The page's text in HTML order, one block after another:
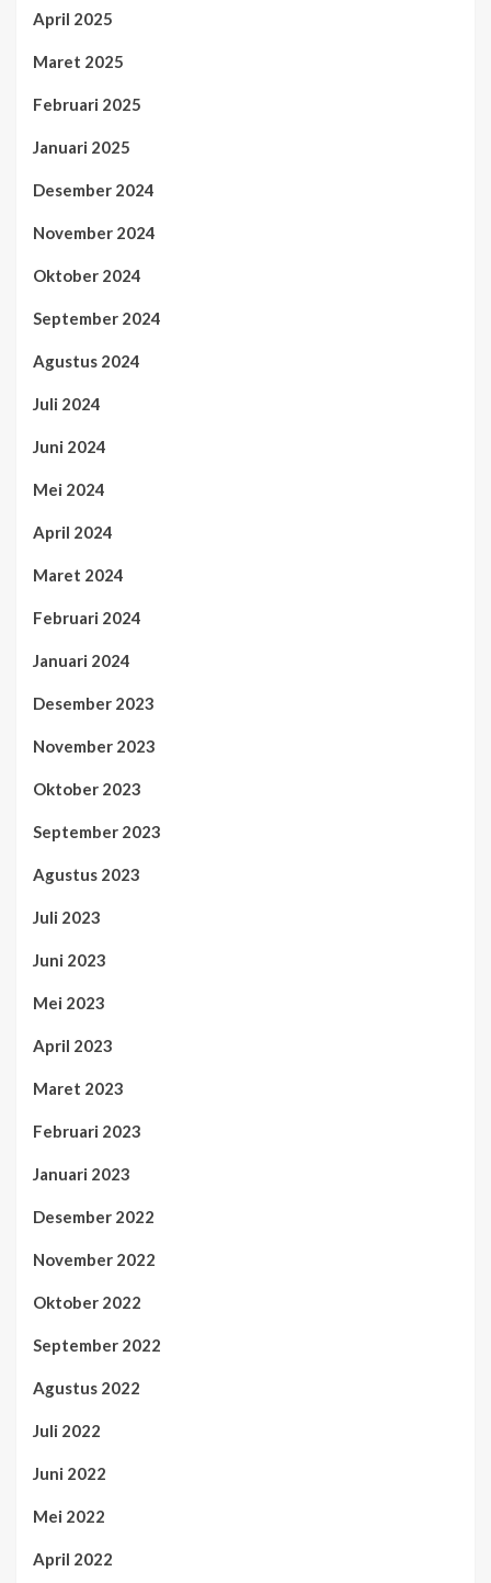
April 2025
Maret 2025
Februari 2025
Januari 2025
Desember 2024
November 2024
Oktober 2024
September 2024
Agustus 2024
Juli 2024
Juni 2024
Mei 2024
April 2024
Maret 2024
Februari 2024
Januari 2024
Desember 2023
November 2023
Oktober 2023
September 2023
Agustus 2023
Juli 2023
Juni 2023
Mei 2023
April 2023
Maret 2023
Februari 2023
Januari 2023
Desember 2022
November 2022
Oktober 2022
September 2022
Agustus 2022
Juli 2022
Juni 2022
Mei 2022
April 2022